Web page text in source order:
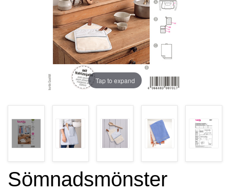
Tap to expand
Sömnadsmönster